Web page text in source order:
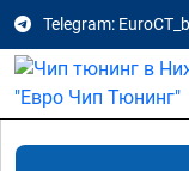
Telegram: